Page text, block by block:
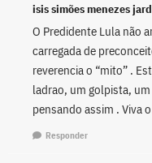
isis simões menezes
O Predidente Lula não
carregada de
reverencia o “mito” .
ladrao, um golpista,
pensando assim . Viva
Responder